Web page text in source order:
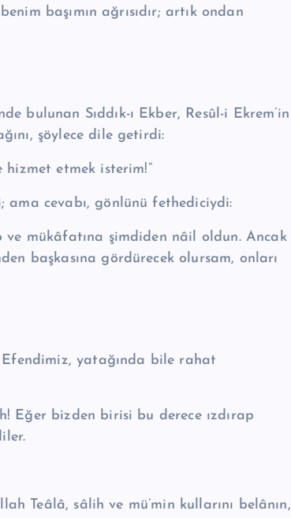
başımın ağrısıdır; artık ondan
bulunan Sıd­dık-ı Ekber, Resûl-i Ekrem’in
şöylece dile getirdi:
hizmet etmek is­terim!”
ama cevabı, gönlünü fethediciydi:
mükâfatına şimdiden nâil oldun. Ancak
başkasına gördürecek olursam, onları
Efendimiz, yata­ğında bile rahat
Eğer bizden birisi bu derece ızdırap
Teâlâ, sâlih ve mü’min kullarını belânın,